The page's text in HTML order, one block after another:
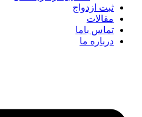
ثبت ازدواج
مقالات
تماس باما
درباره ما